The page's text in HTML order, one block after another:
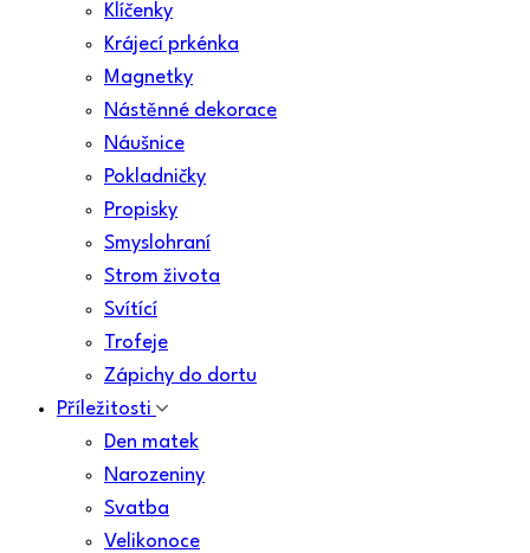
Klíčenky
Krájecí prkénka
Magnetky
Nástěnné dekorace
Náušnice
Pokladničky
Propisky
Smyslohraní
Strom života
Svítící
Trofeje
Zápichy do dortu
Příležitosti
Den matek
Narozeniny
Svatba
Velikonoce